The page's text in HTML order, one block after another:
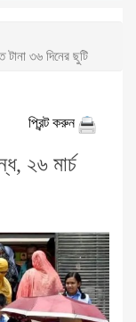
৩৬ দিনের ছুটি
প্রিন্ট করুন
২৬ মার্চ